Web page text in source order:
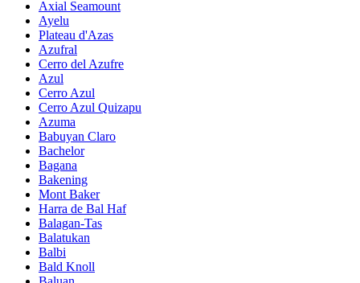
Axial Seamount
Ayelu
Plateau d'Azas
Azufral
Cerro del Azufre
Azul
Cerro Azul
Cerro Azul Quizapu
Azuma
Babuyan Claro
Bachelor
Bagana
Bakening
Mont Baker
Harra de Bal Haf
Balagan-Tas
Balatukan
Balbi
Bald Knoll